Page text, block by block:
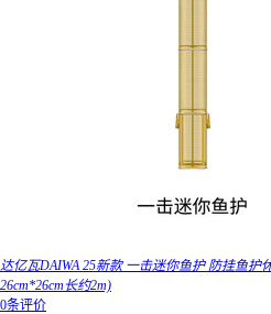
达亿瓦DAIWA 25新款 一击迷你鱼护 防挂鱼
26cm*26cm长约2m)
0条评价